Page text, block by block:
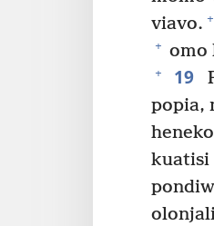
viavo. +
+ omo
+ 19
popia,
kuatisi